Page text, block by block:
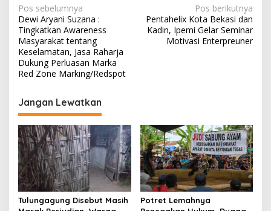
N
a
v
i
g
a
s
i
p
o
s
Pos sebelumnya
Dewi Aryani Suzana :
Tingkatkan Awareness
Masyarakat tentang
Keselamatan, Jasa Raharja
Dukung Perluasan Marka
Red Zone Marking/Redspot
Pos berikutnya
Pentahelix Kota Bekasi dan
Kadin, Ipemi Gelar Seminar
Motivasi Enterpreuner
Jangan Lewatkan
Tulungagung Disebut Masih
Potret Lemahnya